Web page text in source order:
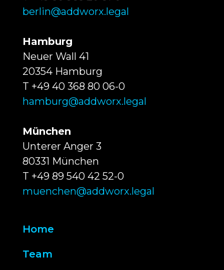
berlin@addworx.legal
Hamburg
Neuer Wall 41
20354 Hamburg
T +49 40 368 80 06-0
hamburg@addworx.legal
München
Unterer Anger 3
80331 München
T +49 89 540 42 52-0
muenchen@addworx.legal
Home
Team